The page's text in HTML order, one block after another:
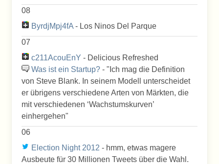
08
ByrdjMpj4fA - Los Ninos Del Parque
07
c211AcouEnY - Delicious Refreshed
Was ist ein Startup? - "Ich mag die Definition
von Steve Blank. In seinem Modell unterscheidet
er übrigens verschiedene Arten von Märkten, die
mit verschiedenen ‘Wachstumskurven’
einhergehen"
06
Election Night 2012 - hmm, etwas magere
Ausbeute für 30 Millionen Tweets über die Wahl.